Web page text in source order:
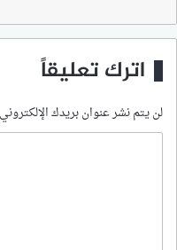
اترك تعليقاً
لن يتم نشر عنوان بريدك